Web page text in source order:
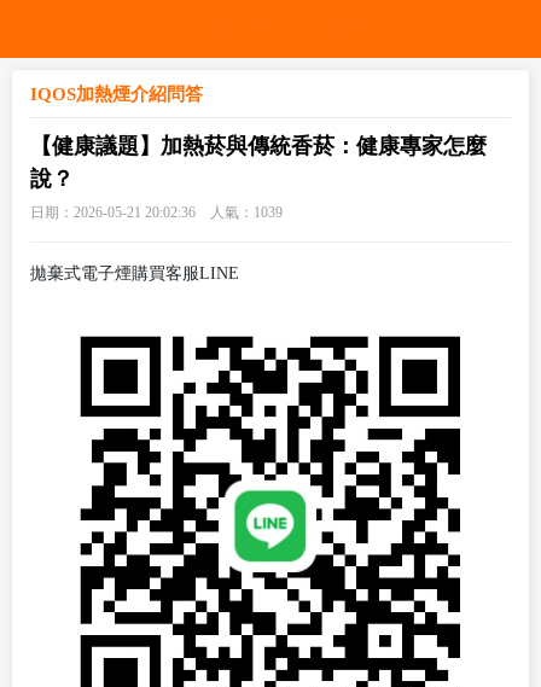
IQOS加熱煙介紹問答
【健康議題】加熱菸與傳統香菸：健康專家怎麼
說？
日期：2026-05-21 20:02:36 人氣： 1039
拋棄式電子煙購買客服LINE